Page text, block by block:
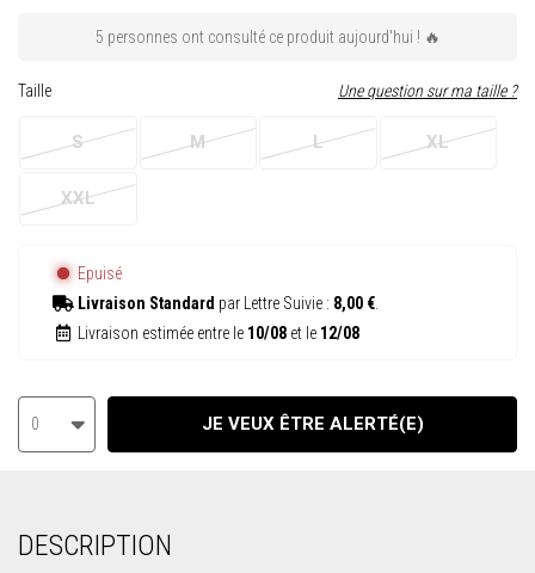
5 personnes ont consulté ce produit aujourd'hui ! 🔥
Taille Une question sur ma taille ?
S M L XL
XXL
Epuisé
Livraison Standard par Lettre Suivie : 8,00 €
Livraison estimée entre le 10/08 et le 12/08
0 JE VEUX ÊTRE ALERTÉ(E)
DESCRIPTION